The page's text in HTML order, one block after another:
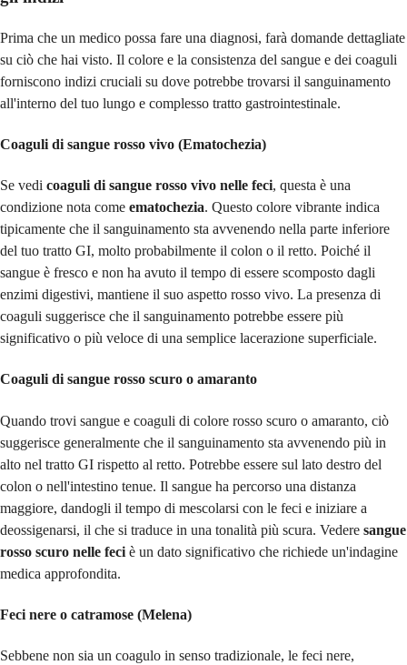
Prima che un medico possa fare una diagnosi, farà domande dettagliate
su ciò che hai visto. Il colore e la consistenza del sangue e dei coaguli
forniscono indizi cruciali su dove potrebbe trovarsi il sanguinamento
all'interno del tuo lungo e complesso tratto gastrointestinale.
Coaguli di sangue rosso vivo (Ematochezia)
Se vedi coaguli di sangue rosso vivo nelle feci, questa è una
condizione nota come ematochezia. Questo colore vibrante indica
tipicamente che il sanguinamento sta avvenendo nella parte inferiore
del tuo tratto GI, molto probabilmente il colon o il retto. Poiché il
sangue è fresco e non ha avuto il tempo di essere scomposto dagli
enzimi digestivi, mantiene il suo aspetto rosso vivo. La presenza di
coaguli suggerisce che il sanguinamento potrebbe essere più
significativo o più veloce di una semplice lacerazione superficiale.
Coaguli di sangue rosso scuro o amaranto
Quando trovi sangue e coaguli di colore rosso scuro o amaranto, ciò
suggerisce generalmente che il sanguinamento sta avvenendo più in
alto nel tratto GI rispetto al retto. Potrebbe essere sul lato destro del
colon o nell'intestino tenue. Il sangue ha percorso una distanza
maggiore, dandogli il tempo di mescolarsi con le feci e iniziare a
deossigenarsi, il che si traduce in una tonalità più scura. Vedere sangue
rosso scuro nelle feci è un dato significativo che richiede un'indagine
medica approfondita.
Feci nere o catramose (Melena)
Sebbene non sia un coagulo in senso tradizionale, le feci nere,